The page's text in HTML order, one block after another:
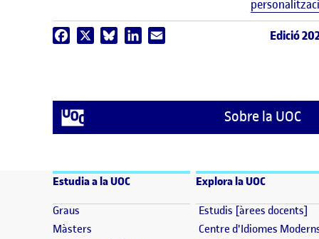
Facebook BlueskyLinkedIn Edició
Sobre la UOC
Estudia a la UOC
Graus (s'obre en una finestra nova)
Màsters (s'obre en una finestra nova)
Explora la UOC
Estudis [àrees docents]
Centre d'Idiomes